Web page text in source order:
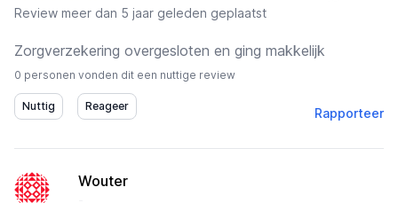
Review meer dan 5 jaar geleden geplaatst
Zorgverzekering overgesloten en ging makkelijk
0 personen vonden dit een nuttige review
Rapporteer
Wouter